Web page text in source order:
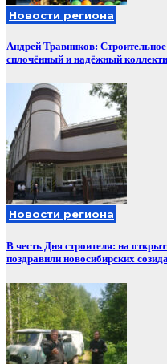
Новости региона
Андрей Травников:
сплочённый и надёжный
Новости региона
В честь Дня строителя: на
поздравили новосибирских